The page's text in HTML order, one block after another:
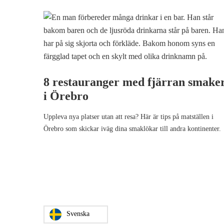
8 restauranger med fjärran
i Örebro
Uppleva nya platser utan att resa? Här är tips på matställen i
Örebro som skickar iväg dina smaklökar till andra kontinenter.
Svenska